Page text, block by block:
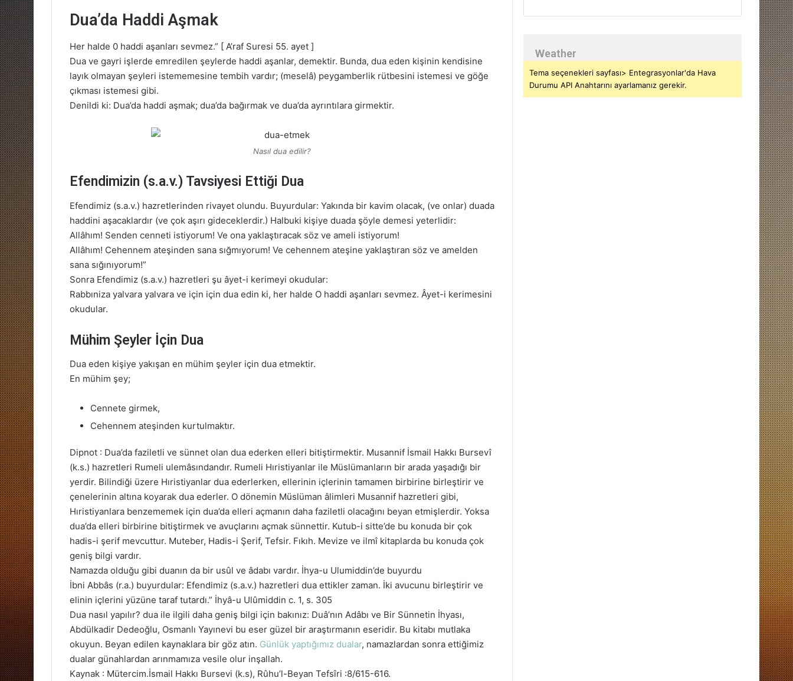
Dua’da Haddi Aşmak
Her halde 0 haddi aşanları sevmez.” [ A’raf Suresi 55. ayet ]
Dua ve gayri işlerde emredilen şeylerde haddi aşanlar, demektir. Bunda, dua eden kişinin kendisine
layık olmayan şeyleri istememesine tembih vardır; (meselâ) peygamberlik rütbesini istemesi ve göğe
çıkması istemesi gibi.
Denildi ki: Dua’da haddi aşmak; dua’da bağırmak ve dua’da ayrıntılara girmektir.
Nasıl dua edilir?
Efendimizin (s.a.v.) Tavsiyesi Ettiği Dua
Efendimiz (s.a.v.) hazretlerinden rivayet olundu. Buyurdular: Yakında bir kavim olacak, (ve onlar) duada
haddini aşacaklardır (ve çok aşırı gideceklerdir.) Halbuki kişiye duada şöyle demesi yeterlidir:
Allâhım! Senden cenneti istiyorum! Ve ona yaklaştıracak söz ve ameli istiyorum!
Allâhım! Cehennem ateşinden sana sığmıyorum! Ve cehennem ateşine yaklaştıran söz ve amelden
sana sığınıyorum!”
Sonra Efendimiz (s.a.v.) hazretleri şu âyet-i kerimeyi okudular:
Rabbıniza yalvara yalvara ve için için dua edin ki, her halde O haddi aşanları sevmez. Âyet-i kerimesini
okudular.
Mühim Şeyler İçin Dua
Dua eden kişiye yakışan en mühim şeyler için dua etmektir.
En mühim şey;
Cennete girmek,
Cehennem ateşinden kurtulmaktır.
Dipnot : Dua’da faziletli ve sünnet olan dua ederken elleri bitiştirmektir. Musannif İsmail Hakkı Bursevî
(k.s.) hazretleri Rumeli ulemâsındandır. Rumeli Hıristiyanlar ile Müslümanların bir arada yaşadığı bir
yerdir. Bilindiği üzere Hıristiyanlar dua ederlerken, ellerinin içlerinin tamamen birbirine birleştirir ve
çenelerinin altına koyarak dua ederler. O dönemin Müslüman âlimleri Musannif hazretleri gibi,
Hıristiyanlara benzememek için dua’da elleri açmanın daha faziletli olacağını beyan etmişlerdir. Yoksa
dua’da elleri birbirine bitiştirmek ve avuçlarını açmak sünnettir. Kutub-i sitte’de bu konuda bir çok
hadis-i şerif mevcuttur. Muteber, Hadis-i Şerif, Tefsir. Fıkıh. Mevize ve ilmî kitaplarda bu konuda çok
geniş bilgi vardır.
Namazda olduğu gibi duanın da bir usûl ve âdabı vardır. İhya-u Ulumiddin’de buyurdu
İbni Abbâs (r.a.) buyurdular: Efendimiz (s.a.v.) hazretleri dua ettikler zaman. İki avucunu birleştirir ve
elinin içlerini yüzüne taraf tutardı.” İhyâ-u Ulûmiddin c. 1, s. 305
Dua nasıl yapılır? dua ile ilgili daha geniş bilgi için bakınız: Duâ’nın Adâbı ve Bir Sünnetin İhyası,
Abdülkadir Dedeoğlu, Osmanlı Yayınevi bu eser güzel bir araştırmanın eseridir. Bu kitabı mutlaka
okuyun. Beyan edilen kaynaklara bir göz atın. Günlük yaptığımız dualar, namazlardan sonra ettiğimiz
dualar günahlardan arınmamıza vesile olur inşallah.
Kaynak : Mütercim.İsmail Hakkı Bursevi (k.s), Rûhu’l-Beyan Tefsîri :8/615-616.
Weather
Tema seçenekleri sayfası> Entegrasyonlar'da Hava
Durumu API Anahtarını ayarlamanız gerekir.